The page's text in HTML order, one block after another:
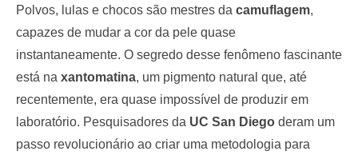
Polvos, lulas e chocos são mestres da camuflagem,
capazes de mudar a cor da pele quase
instantaneamente. O segredo desse fenômeno fascinante
está na xantomatina, um pigmento natural que, até
recentemente, era quase impossível de produzir em
laboratório. Pesquisadores da UC San Diego deram um
passo revolucionário ao criar uma metodologia para